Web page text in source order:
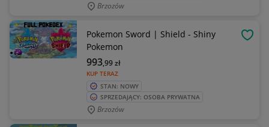
Brzozów
Pokemon Sword | Shield - Shiny
Pokemon
KUP TERAZ
993,99zł
STAN: NOWY
SPRZEDAJĄCY: OSOBA PRYWATNA
Brzozów